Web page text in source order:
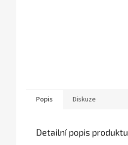
Popis Diskuze
Detailní popis produktu